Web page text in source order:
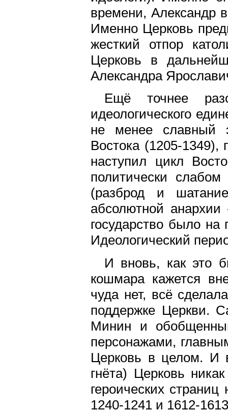
времени, Александр
Именно Церковь
жесткий отпор
Церковь в
Александра
Ещё точнее
идеологического
не менее славный
Востока (1205-
наступил цикл
политически
(разброд и
абсолютной
государство было
Идеологический
И вновь, как это
кошмара кажется
чуда нет, всё
поддержке Церкви.
Минин и
персонажами,
Церковь в целом. И
гнёта) Церковь
героических
1240-1241 и 1612-